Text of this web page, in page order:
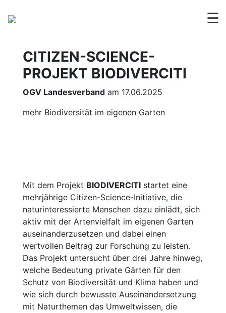
☰
CITIZEN-SCIENCE-
PROJEKT BIODIVERCITI
OGV Landesverband am 17.06.2025
mehr Biodiversität im eigenen Garten
Mit dem Projekt BIODIVERCITI startet eine
mehrjährige Citizen-Science-Initiative, die
naturinteressierte Menschen dazu einlädt, sich
aktiv mit der Artenvielfalt im eigenen Garten
auseinanderzusetzen und dabei einen
wertvollen Beitrag zur Forschung zu leisten.
Das Projekt untersucht über drei Jahre hinweg,
welche Bedeutung private Gärten für den
Schutz von Biodiversität und Klima haben und
wie sich durch bewusste Auseinandersetzung
mit Naturthemen das Umweltwissen, die